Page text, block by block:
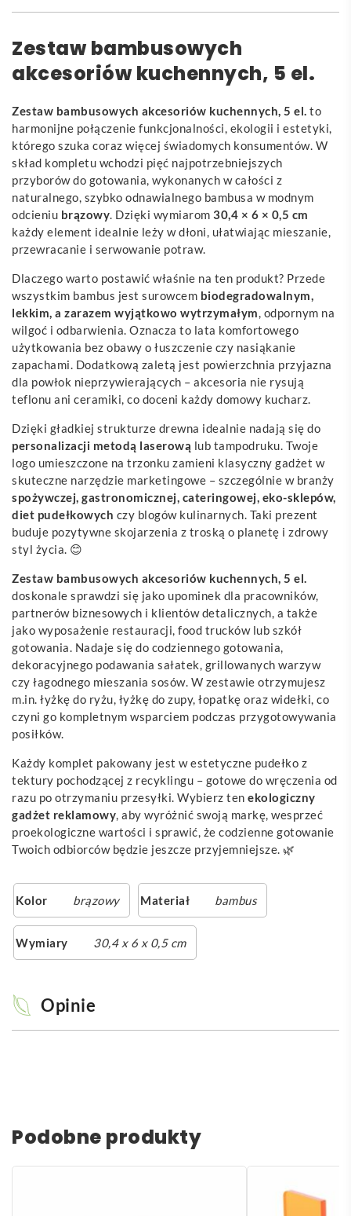
Zestaw bambusowych
akcesoriów kuchennych, 5 el.
Zestaw bambusowych akcesoriów kuchennych, 5 el. to
harmonijne połączenie funkcjonalności, ekologii i estetyki,
którego szuka coraz więcej świadomych konsumentów. W
skład kompletu wchodzi pięć najpotrzebniejszych
przyborów do gotowania, wykonanych w całości z
naturalnego, szybko odnawialnego bambusa w modnym
odcieniu brązowy. Dzięki wymiarom 30,4 × 6 × 0,5 cm
każdy element idealnie leży w dłoni, ułatwiając mieszanie,
przewracanie i serwowanie potraw.
Dlaczego warto postawić właśnie na ten produkt? Przede
wszystkim bambus jest surowcem biodegradowalnym,
lekkim, a zarazem wyjątkowo wytrzymałym, odpornym na
wilgoć i odbarwienia. Oznacza to lata komfortowego
użytkowania bez obawy o łuszczenie czy nasiąkanie
zapachami. Dodatkową zaletą jest powierzchnia przyjazna
dla powłok nieprzywierających – akcesoria nie rysują
teflonu ani ceramiki, co doceni każdy domowy kucharz.
Dzięki gładkiej strukturze drewna idealnie nadają się do
personalizacji metodą laserową lub tampodruku. Twoje
logo umieszczone na trzonku zamieni klasyczny gadżet w
skuteczne narzędzie marketingowe – szczególnie w branży
spożywczej, gastronomicznej, cateringowej, eko-sklepów,
diet pudełkowych czy blogów kulinarnych. Taki prezent
buduje pozytywne skojarzenia z troską o planetę i zdrowy
styl życia. 😊
Zestaw bambusowych akcesoriów kuchennych, 5 el.
doskonale sprawdzi się jako upominek dla pracowników,
partnerów biznesowych i klientów detalicznych, a także
jako wyposażenie restauracji, food trucków lub szkół
gotowania. Nadaje się do codziennego gotowania,
dekoracyjnego podawania sałatek, grillowanych warzyw
czy łagodnego mieszania sosów. W zestawie otrzymujesz
m.in. łyżkę do ryżu, łyżkę do zupy, łopatkę oraz widełki, co
czyni go kompletnym wsparciem podczas przygotowywania
posiłków.
Każdy komplet pakowany jest w estetyczne pudełko z
tektury pochodzącej z recyklingu – gotowe do wręczenia od
razu po otrzymaniu przesyłki. Wybierz ten ekologiczny
gadżet reklamowy, aby wyróżnić swoją markę, wesprzeć
proekologiczne wartości i sprawić, że codzienne gotowanie
Twoich odbiorców będzie jeszcze przyjemniejsze. 🌿
Kolor brązowy Materiał bambus
Wymiary 30,4 x 6 x 0,5 cm
Opinie
Podobne produkty